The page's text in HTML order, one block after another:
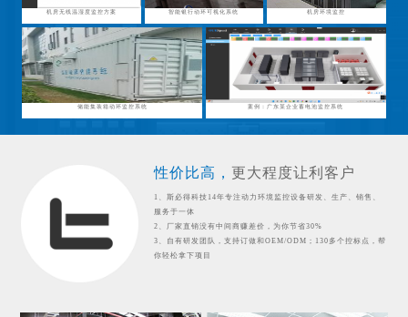
机房无线温湿度监控方案 智能银行动环可视化系统 机房环境监控
储能集装箱动环监控系统 案例：广东某企业蓄电池监控系统
性价比高， 更大程度让利客户
1、斯必得科技14年专注动力环境监控设备研发、生产、销售、
服务于一体
2、厂家直销没有中间商赚差价，为你节省30%
3、自有研发团队，支持订做和OEM/ODM；130多个控标点，帮
你轻松拿下项目